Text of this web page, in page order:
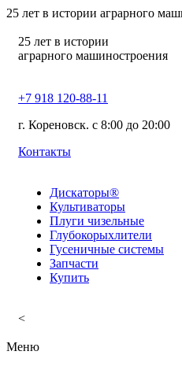
25 лет в истории аграрного
25 лет в истории
аграрного машиностроения
+7 918 120-88-11
г. Кореновск. c 8:00 до 20:00
Контакты
Дискаторы®
Культиваторы
Плуги чизельные
Глубокорыхлители
Гусеничные системы
Запчасти
Купить
<
Меню